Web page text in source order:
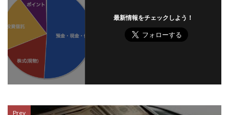
最新情報をチェックしよう！
Prev